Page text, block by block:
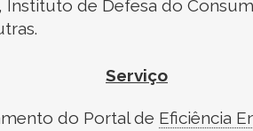
Instituto de Defesa do
Serviço
do Portal de Eficiência